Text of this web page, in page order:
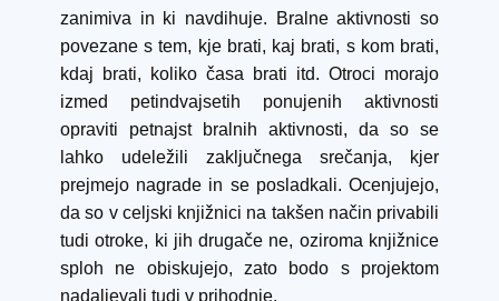
zanimiva in ki navdihuje. Bralne aktivnosti so
povezane s tem, kje brati, kaj brati, s kom brati,
kdaj brati, koliko časa brati itd. Otroci morajo
izmed petindvajsetih ponujenih aktivnosti
opraviti petnajst bralnih aktivnosti, da so se
lahko udeležili zaključnega srečanja, kjer
prejmejo nagrade in se posladkali. Ocenjujejo,
da so v celjski knjižnici na takšen način privabili
tudi otroke, ki jih drugače ne, oziroma knjižnice
sploh ne obiskujejo, zato bodo s projektom
nadaljevali tudi v prihodnje.